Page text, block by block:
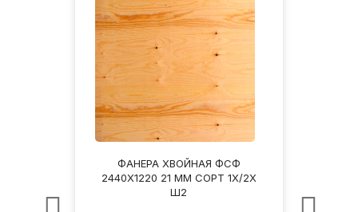
ФАНЕРА ХВОЙНАЯ ФСФ
2440Х1220 21 ММ СОРТ 1Х/2Х
Ш2